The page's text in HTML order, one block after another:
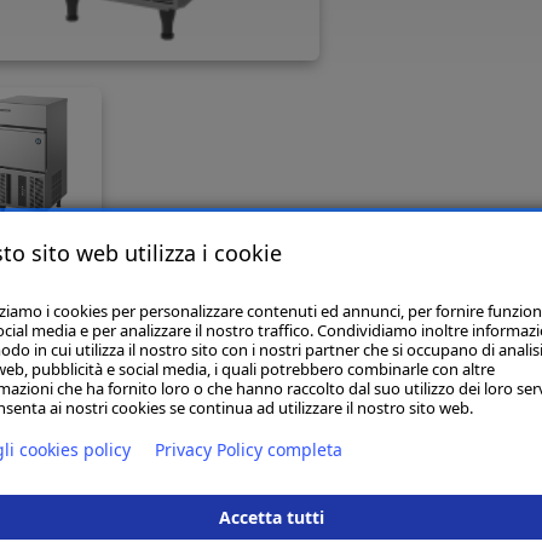
modello IM-30CNE-HC-SN è un produttore di ghiaccio a
di alta qualità ogni 24 ore. Soddisfacendo anche i più severi
tra cui piccoli bar, ristoranti e settore medico sanitario.
i produttori Hoshizaki sono dotati di un sistema di controllo
di qualità anche in circostanze variabili. Con poche
sito web utilizza i cookie
i cookies per personalizzare contenuti ed annunci, per fornire
media e per analizzare il nostro traffico. Condividiamo inoltre
in cui utilizza il nostro sito con i nostri partner che si occupano di
pubblicità e social media, i quali potrebbero combinarle con altre
che ha fornito loro o che hanno raccolto dal suo utilizzo dei loro
ai nostri cookies se continua ad utilizzare il nostro sito web.
cookies policy Privacy Policy completa
Accetta tutti